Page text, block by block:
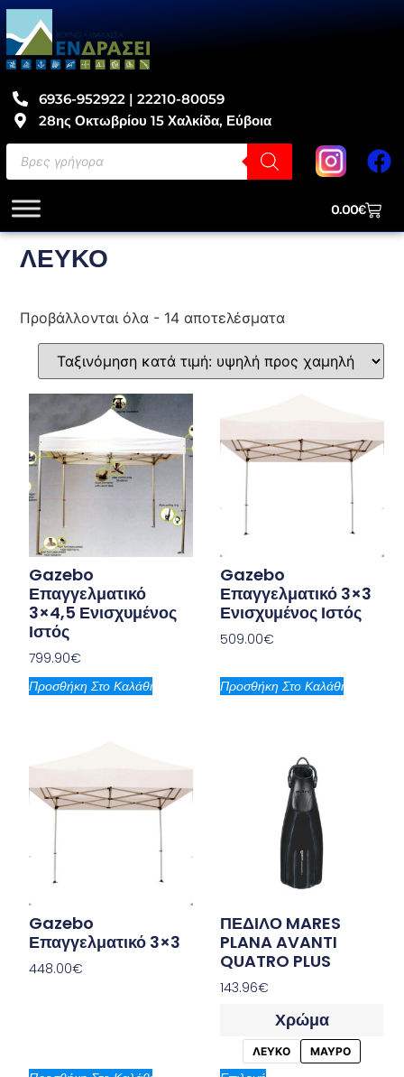
6936-952922 | 22210-80059
28ης Οκτωβρίου 15 Χαλκίδα, Εύβοια
0.00€
ΛΕΥΚΟ
Προβάλλονται όλα - 14 αποτελέσματα
Gazebo
Επαγγελματικό
3×4,5 Ενισχυμένος
Ιστός
799.90€
Προσθήκη Στο Καλάθι
Gazebo
Επαγγελματικό 3×3
Ενισχυμένος Ιστός
509.00€
Προσθήκη Στο Καλάθι
Gazebo
Επαγγελματικό 3×3
448.00€
ΠΕΔΙΛΟ MARES
PLANA AVANTI
QUATRO PLUS
143.96€
Χρώμα
ΛΕΥΚΟ ΜΑΥΡΟ